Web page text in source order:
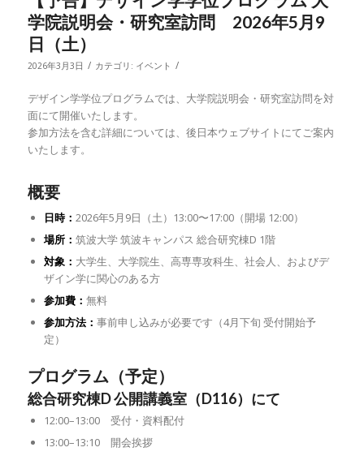
学院説明会・研究室訪問 2026年5月9
日（土）
2026年3月3日 / カテゴリ: イベント /
デザイン学学位プログラムでは、大学院説明会・研究室訪問を対
面にて開催いたします。
参加方法を含む詳細については、後日本ウェブサイトにてご案内
いたします。
概要
日時： 2026年5月9日（土）13:00〜17:00（開場 12:00）
場所： 筑波大学 筑波キャンパス 総合研究棟D 1階
対象： 大学生、大学院生、高専専攻科生、社会人、およびデ
ザイン学に関心のある方
参加費： 無料
参加方法： 事前申し込みが必要です（4月下旬 受付開始予
定）
プログラム（予定）
総合研究棟D 公開講義室（D116）にて
12:00–13:00 受付・資料配付
13:00–13:10 開会挨拶